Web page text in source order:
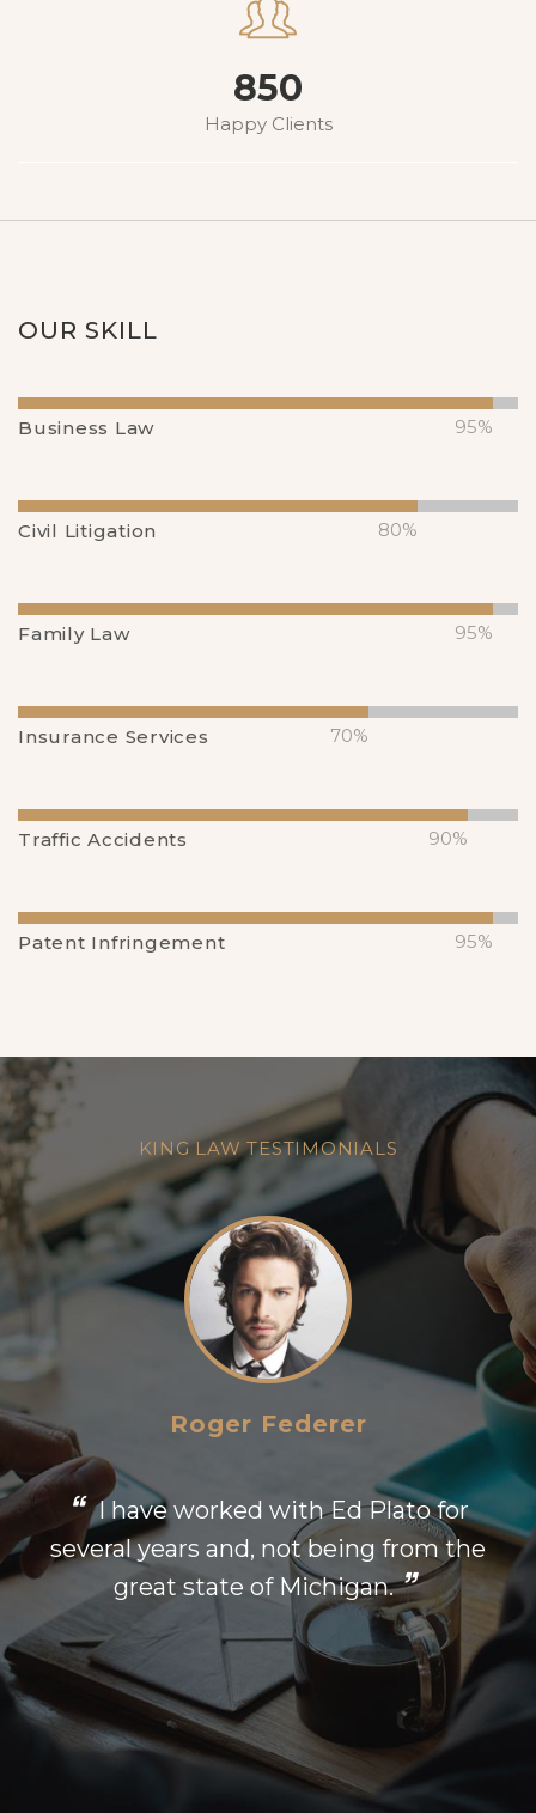
850
Happy Clients
OUR SKILL
95%
Business Law
80%
Civil Litigation
95%
Family Law
70%
Insurance Services
90%
Traffic Accidents
95%
Patent Infringement
KING LAW TESTIMONIALS
Roger Federer
I have worked with Ed Plato for
several years and, not being from the
great state of Michigan.